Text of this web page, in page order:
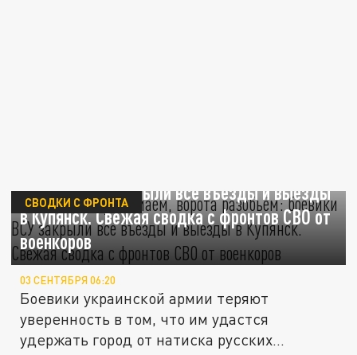
боевики ВСУ закрыли все въезды и выезды
в Купянск. Свежая сводка с фронтов СВО от
военкоров
СВОДКИ С ФРОНТА
03 СЕНТЯБРЯ 06:20
Боевики украинской армии теряют
уверенность в том, что им удастся
удержать город от натиска русских